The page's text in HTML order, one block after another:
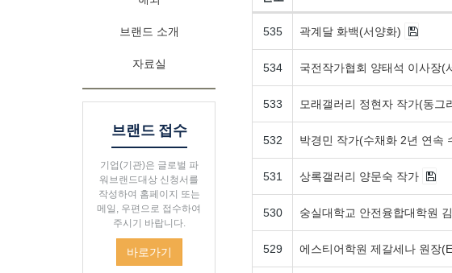
브랜드 소개
자료실
브랜드 접수
기업(기관)은 글로벌 파
워브랜드대상 신청서를
작성하여 홈페이지 또는
메일, 우편으로 접수하여
주시기 바랍니다.
바로가기
535 곽계달 화백(서양화)
534 국전작가협회 양태석 이사장(
533 모래갤러리 정현자 작가(동그
532 박경민 작가(수채화 2년 연속
531 상록갤러리 양문숙 작가
530 숭실대학교 안전융합대학원
529 에스티어학원 제갈세나 원장